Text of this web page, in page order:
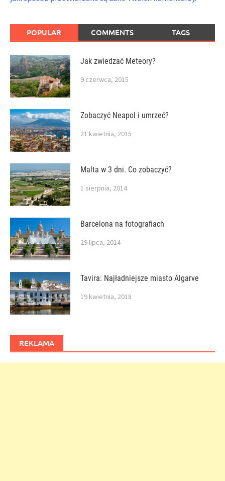
POPULAR COMMENTS TAGS
Jak zwiedzać Meteory?
9 czerwca, 2015
Zobaczyć Neapol i umrzeć?
21 kwietnia, 2015
Malta w 3 dni. Co zobaczyć?
1 sierpnia, 2014
Barcelona na fotografiach
29 lipca, 2014
Tavira: Najładniejsze miasto Algarve
19 kwietnia, 2018
REKLAMA